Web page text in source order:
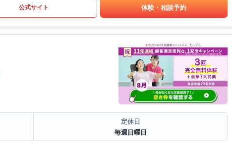
公式サイト 体験・相談予約
定休日
毎週日曜日